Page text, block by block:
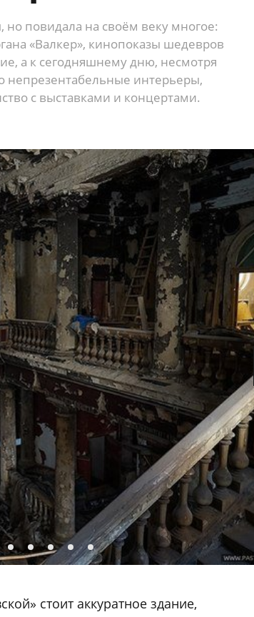
повидала на своём веку многое:
«Валкер», кинопоказы шедевров
а к сегодняшнему дню, несмотря
интерьеры,
с выставками и концертами.
стоит аккуратное здание,